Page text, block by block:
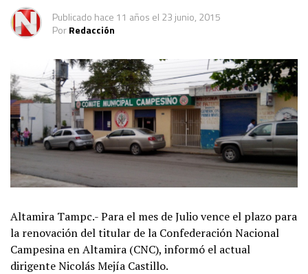
Publicado hace 11 años el 23 junio, 2015
PorRedacción
Altamira Tampc.- Para el mes de Julio vence el plazo para
la renovación del titular de la Confederación Nacional
Campesina en Altamira (CNC), informó el actual
dirigente Nicolás Mejía Castillo.